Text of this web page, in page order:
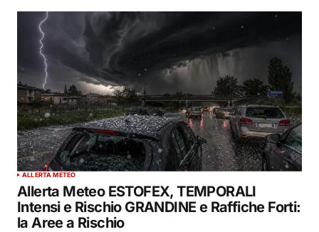
ALLERTA METEO
Allerta Meteo ESTOFEX, TEMPORALI
Intensi e Rischio GRANDINE e Raffiche Forti:
la Aree a Rischio